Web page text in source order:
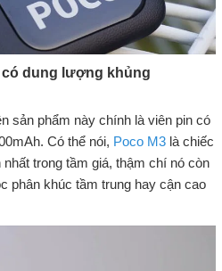
dung lượng khủng
sản phẩm này chính là viên pin có
Có thể nói, Poco M3là chiếc
trong tầm giá, thậm chí nó còn
phân khúc tầm trung hay cận cao